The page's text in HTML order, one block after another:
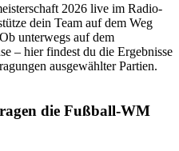
2026 live im Radio-
dein Team auf dem Weg
unterwegs auf dem
– hier findest du die Ergebnisse
ausgewählter Partien.
die Fußball-WM